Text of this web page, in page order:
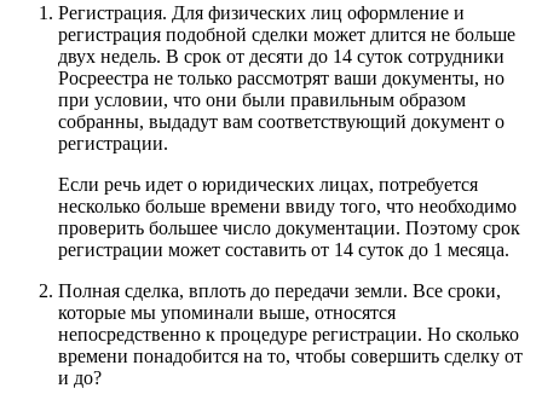
Регистрация. Для физических лиц оформление и
регистрация подобной сделки может длится не больше
двух недель. В срок от десяти до 14 суток сотрудники
Росреестра не только рассмотрят ваши документы, но
при условии, что они были правильным образом
собранны, выдадут вам соответствующий документ о
регистрации.
Если речь идет о юридических лицах, потребуется
несколько больше времени ввиду того, что необходимо
проверить большее число документации. Поэтому срок
регистрации может составить от 14 суток до 1 месяца.
Полная сделка, вплоть до передачи земли. Все сроки,
которые мы упоминали выше, относятся
непосредственно к процедуре регистрации. Но сколько
времени понадобится на то, чтобы совершить сделку от
и до?